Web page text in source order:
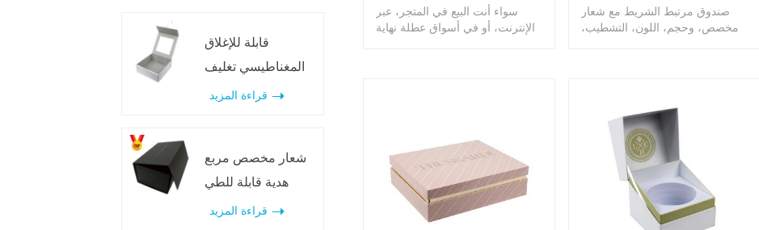
سواء أنت البيع في المتجر، عبر
الإنترنت، أو في أسواق عطلة نهاية
صندوق مرتبط الشريط مع شعار
مخصص، وحجم، اللون، التشطيب،
قابلة للإغلاق
المغناطيسي تغليف
مربع التعبئة والتغليف
قراءة المزيد
شعار مخصص مربع
هدية قابلة للطي
المغناطيسي الأسود
قراءة المزيد